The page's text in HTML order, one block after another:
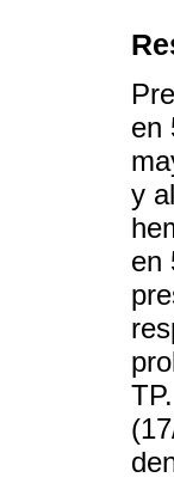
en
y
en